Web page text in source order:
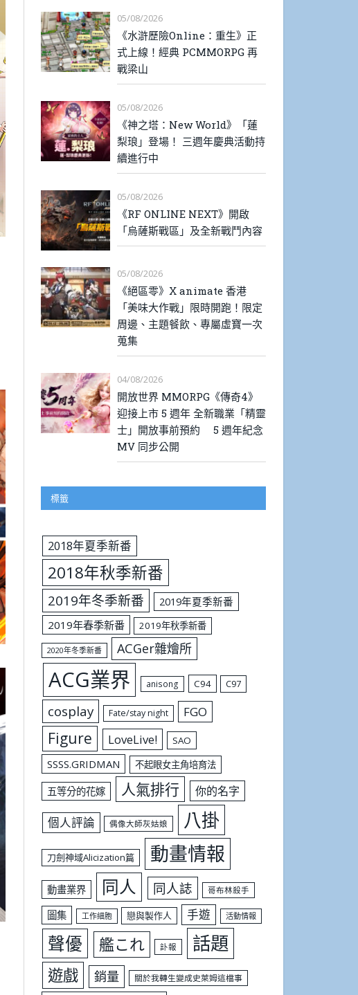
05/08/2026
《水滸歷險Online：重生》正
式上線！經典 PCMMORPG 再
戰梁山
05/08/2026
《神之塔：New World》「蓮
梨琅」登場！ 三週年慶典活動持
續進行中
05/08/2026
《RF ONLINE NEXT》開啟
「烏薩斯戰區」及全新戰鬥內容
05/08/2026
《絕區零》X animate 香港
「美味大作戰」限時開跑！限定
周邊、主題餐飲、專屬虛寶一次
蒐集
04/08/2026
開放世界 MMORPG《傳奇4》
迎接上市 5 週年 全新職業「精靈
士」開放事前預約 5 週年紀念
MV 同步公開
標籤
2018年夏季新番
2018年秋季新番
2019年冬季新番
2019年夏季新番
2019年春季新番
2019年秋季新番
2020年冬季新番 ACGer雜燴所
ACG業界 anisong C94 C97
cosplay Fate/stay night FGO
Figure LoveLive! SAO
SSSS.GRIDMAN 不起眼女主角培育法
五等分的花嫁 人氣排行 你的名字
個人評論 偶像大師灰姑娘 八掛
刀劍神域Alicization篇 動畫情報
動畫業界 同人 同人誌 哥布林殺手
圖集 工作細胞 戀與製作人 手遊 活動情報
聲優 艦これ 訃報 話題
遊戲 銷量 關於我轉生變成史萊姆這檔事